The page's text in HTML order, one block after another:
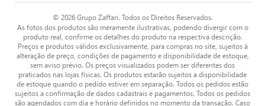
© 2026 Grupo Zaffari. Todos os Direitos Reservados.
As fotos dos produtos são meramente ilustrativas, podendo divergir com o
produto real, confirme os detalhes do produto na respectiva descrição.
Preços e produtos válidos exclusivamente, para compras no site, sujeitos à
alteração de preço, condições de pagamento e disponibilidade de estoque,
sem aviso prévio. Os preços visualizados podem ser diferentes dos
praticados nas lojas físicas. Os produtos estarão sujeitos a disponibilidade
de estoque quando o pedido estiver em separação. Todos os pedidos estão
sujeitos a confirmação de dados cadastrais e pagamentos. Todos os pedidos
são agendados com dia e horário definidos no momento da transação. Caso